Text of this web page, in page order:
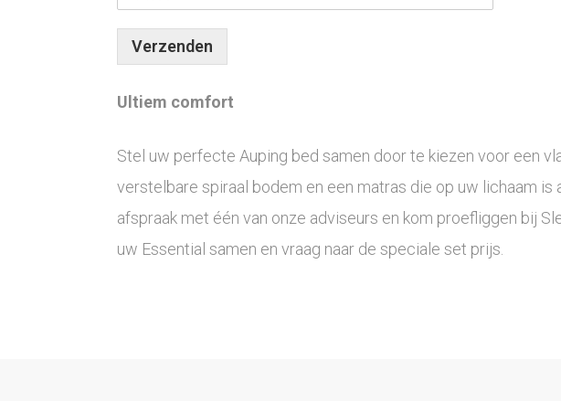
Verzenden
Ultiem comfort
Stel uw perfecte Auping bed samen door te kiezen voor een
verstelbare spiraal bodem en een matras die op uw lichaam is
afspraak met één van onze adviseurs en kom proefliggen bij
uw Essential samen en vraag naar de speciale set prijs.